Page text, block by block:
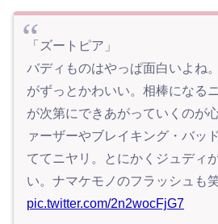
「ズートピア」
バディものはやっぱ面白いよね
がずっとかわいい。相棒になる
が次第にできあがっていくのが
ァーザーやブレイキング・バッ
ててニヤリ。とにかくジュディ
い。ナマケモノのフラッシュも笑
pic.twitter.com/2n2wocFjG7